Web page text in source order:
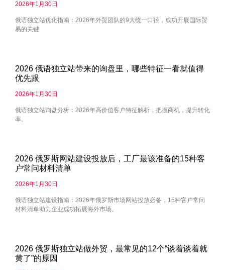
2026年1月30日
俄语独立站优化指南：2026年外贸团队的9大统一口径，成功开展国际贸
易的关键
2026 俄语独立站带来的询盘里，哪些特征一看就值得
优先跟
2026年1月30日
俄语独立站询盘分析：2026年高价值客户特征解析，把握商机，提升转化
率。
2026 俄罗斯网站建设投放后，工厂最该准备的15种客
户常问材料清单
2026年1月30日
俄语独立站建设指南：2026年俄罗斯市场网站投放必备，15种客户常问
材料清单助力企业成功拓展海外市场。
2026 俄罗斯独立站做外贸，最常见的12个“谈着谈着就
黄了”的原因